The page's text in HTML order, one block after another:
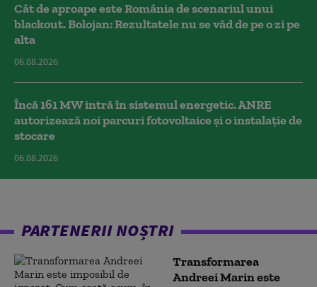
Cât de aproape este România de scenariul unui
blackout. Bolojan: Rezultatele nu se văd de pe o zi pe
alta
06.08.2026
Încă 161 MW intră în sistemul energetic. ANRE
autorizează noi parcuri fotovoltaice și o instalație de
stocare
06.08.2026
PARTENERII NOȘTRI
Transformarea
Andreei Marin este